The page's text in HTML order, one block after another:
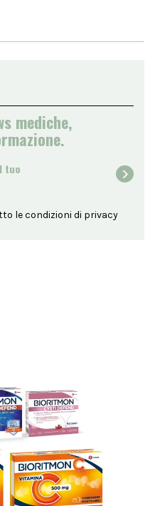
mediche,
tuo
le condizioni di privacy